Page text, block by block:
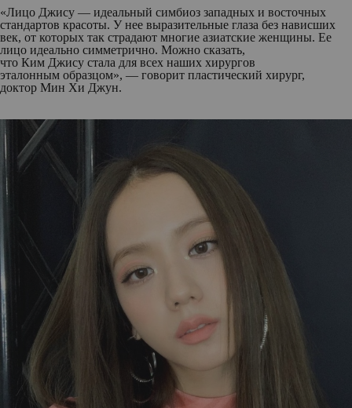
«Лицо Джису — идеальный симбиоз западных и восточных
стандартов красоты. У нее выразительные глаза без нависших
век, от которых так страдают многие азиатские женщины. Ее
лицо идеально симметрично. Можно сказать,
что Ким Джису стала для всех наших хирургов
эталонным образцом», — говорит пластический хирург,
доктор Мин Хи Джун.